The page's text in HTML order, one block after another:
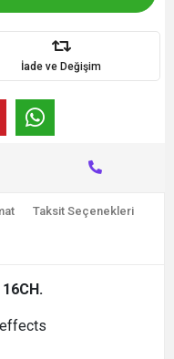
İade ve Değişim
Taksit Seçenekleri